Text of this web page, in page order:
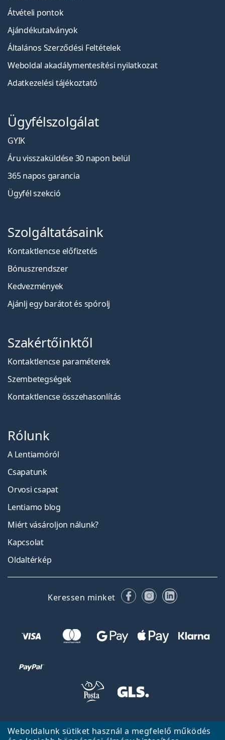
Weboldalunk sütiket használ a megfelelő működés
Átvételi pontok
Ajándékutalványok
Általános Szerződési Feltételek
Weboldal akadálymentesítési nyilatkozat
Adatkezelési tájékoztató
Ügyfélszolgálat
GYIK
Áru visszaküldése 30 napon belül
365 napos garancia
Ügyfél szekció
Szolgáltatásaink
Kontaktlencse előfizetés
Bónuszrendszer
Kedvezmények
Ajánlj egy barátot és spórolj
Szakértőinktől
Kontaktlencse paraméterek
Szembetegségek
Kontaktlencse összehasonlítás
Rólunk
A Lentiamóról
Csapatunk
Orvosi csapat
Lentiamo blog
Miért vásároljon nálunk?
Kapcsolat
Oldaltérkép
Keressen minket FacebookInstagram
LinkedIn